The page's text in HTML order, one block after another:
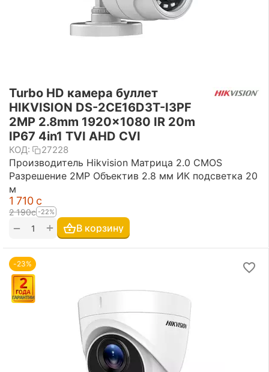
Turbo HD камера буллет
HIKVISION DS-2CE16D3T-I3PF
2MP 2.8mm 1920×1080 IR 20m
IP67 4in1 TVI AHD CVI
КОД: 27228
Производитель Hikvision Матрица 2.0 CMOS
Разрешение 2MP Объектив 2.8 мм ИК подсветка 20
м
1 710 с
2 190с -22%
+
− В корзину
-23%